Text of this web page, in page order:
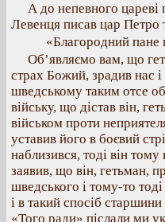
А до непевного цареві
Левенця писав цар Петро
«Благородний пане
Об’являємо вам, що
страх Божий, зрадив нас
шведському таким отсе
війську, що дістав він,
військом проти
уставив його в боєвий
наблизився, тоді він
заявив, що він, гетьман,
шведського і тому-то
і в такий спосіб
«Того ради» післали ми